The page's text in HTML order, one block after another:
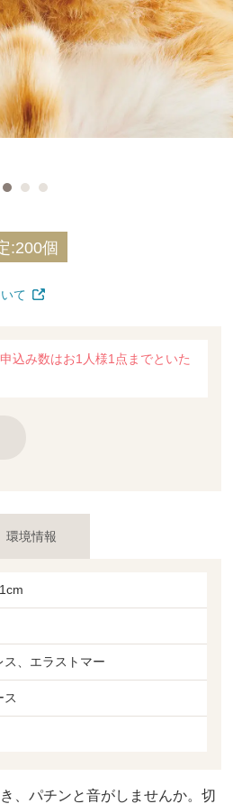
:200個
て
込み数はお1人様1点までといた
環境情報
ス、エラストマー
ス
、パチンと音がしませんか。切